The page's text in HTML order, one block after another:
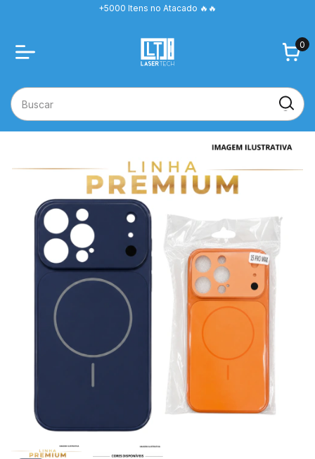
+5000 Itens no Atacado 🔥🔥
0